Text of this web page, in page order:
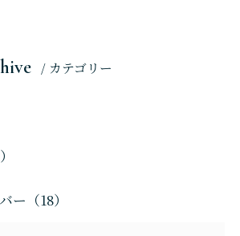
わせ/ カテゴリー
ー（18）